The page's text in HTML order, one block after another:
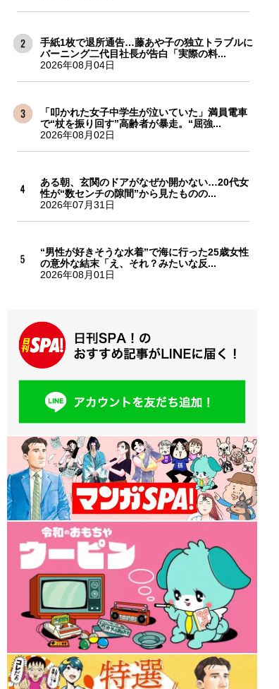
手紙1枚で退所通告…藤あや子の独立トラブルに
バーニング二代目社長が告白「実際の料...
2026年08月04日
「叩かれた女子中学生が泣いていた」満員電車
で“杖を振り回す”高齢者が暴走。“屈強...
2026年08月02日
ある朝、玄関のドアがなぜか開かない…20代女
性が“数センチの隙間”から見たものの...
2026年07月31日
“男性が好きそうな水着”で海に行った25歳女性
の意外な結末「え、それ？みたいな反...
2026年08月01日